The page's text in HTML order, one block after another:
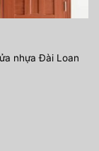
nhựa Đài Loan